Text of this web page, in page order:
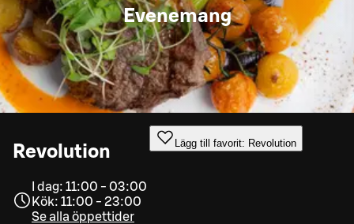
Evenemang
Revolution Lägg till favorit: Revolution
I dag: 11:00 - 03:00
Kök: 11:00 - 23:00
Se alla öppettider